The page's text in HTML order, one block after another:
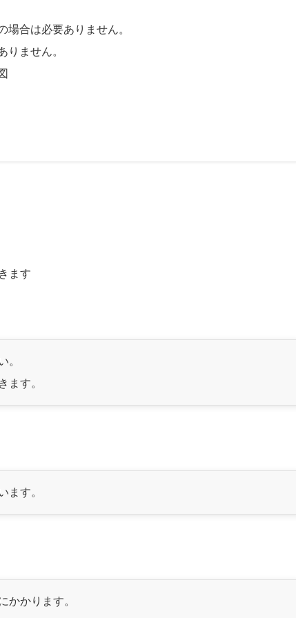
合は必要ありません。
ません。
ます
。
ます。
ます。
かかります。